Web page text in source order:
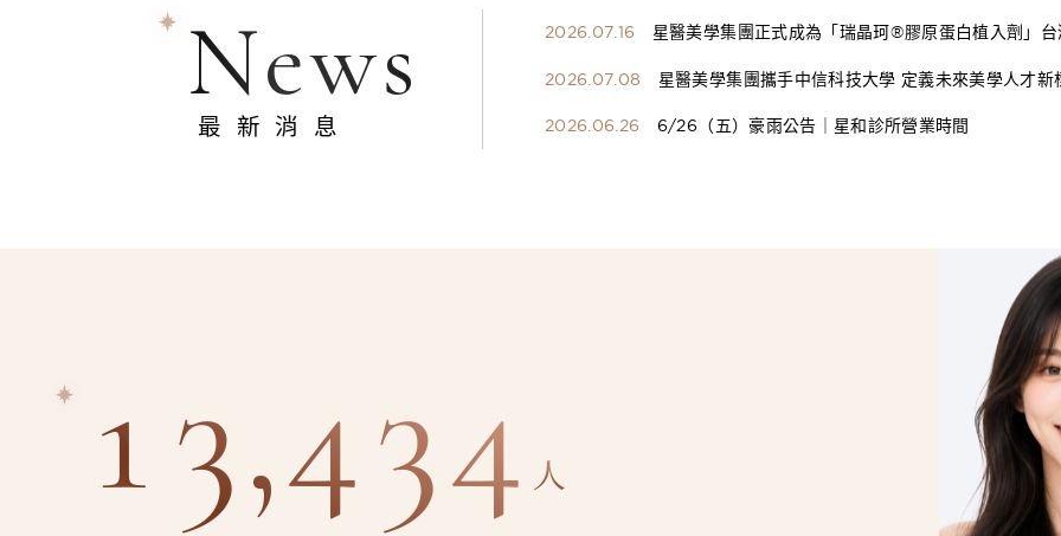
News
最新消息
2026.07.16
星醫美學集團正式成為「瑞晶珂®膠原蛋白植入劑」
2026.07.08
星醫美學集團攜手中信科技大學 定義未來美學人才新
2026.06.26
6/26（五）豪雨公告｜星和診所營業時間
13,434 人